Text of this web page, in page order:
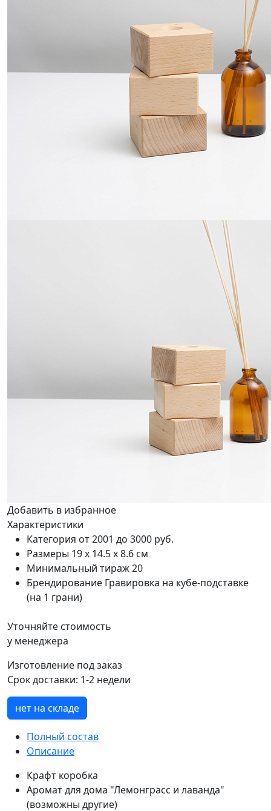
Добавить в избранное
Характеристики
Категория от 2001 до 3000 руб.
Размеры 19 х 14.5 х 8.6 см
Минимальный тираж20
Брендирование Гравировка на кубе-подставке
(на 1 грани)
Уточняйте стоимость
у менеджера
Изготовление под заказ
Срок доставки: 1-2 недели
нет на складе
Полный состав
Описание
Крафт коробка
Аромат для дома "Лемонграсс и лаванда"
(возможны другие)